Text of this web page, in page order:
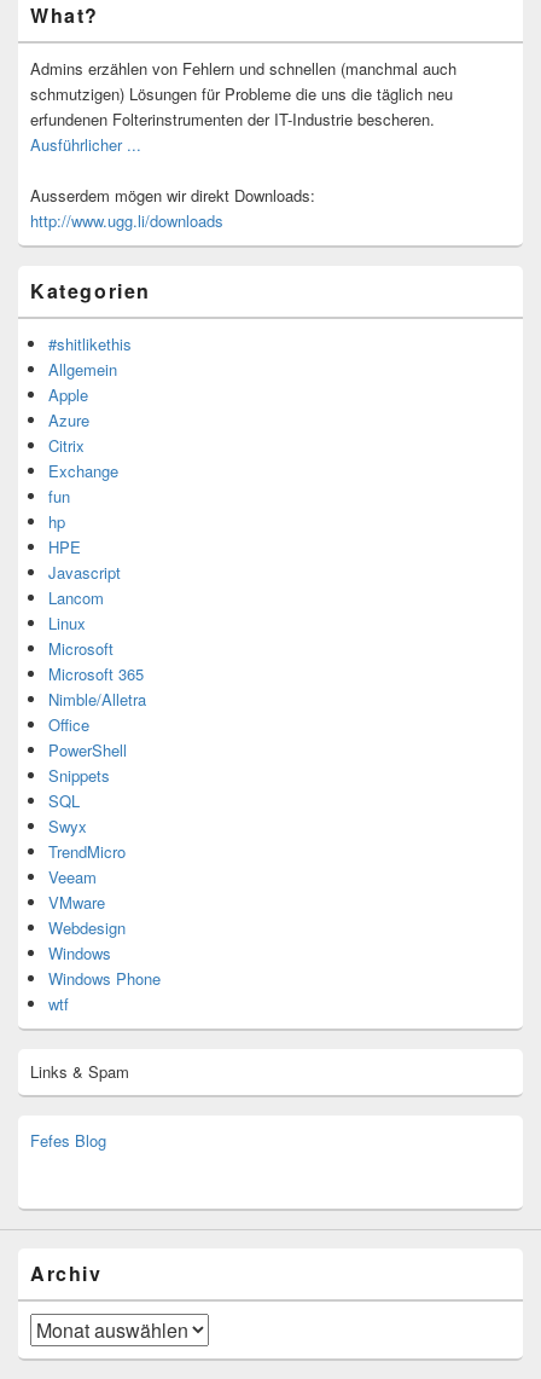
Seitenleisten-
Widgetbereich
What?
Admins erzählen von Fehlern und schnellen (manchmal auch
schmutzigen) Lösungen für Probleme die uns die täglich neu
erfundenen Folterinstrumenten der IT-Industrie bescheren.
Ausführlicher ...
Ausserdem mögen wir direkt Downloads:
http://www.ugg.li/downloads
Kategorien
#shitlikethis
Allgemein
Apple
Azure
Citrix
Exchange
fun
hp
HPE
Javascript
Lancom
Linux
Microsoft
Microsoft 365
Nimble/Alletra
Office
PowerShell
Snippets
SQL
Swyx
TrendMicro
Veeam
VMware
Webdesign
Windows
Windows Phone
wtf
Links & Spam
Fefes Blog
Archiv
Archiv